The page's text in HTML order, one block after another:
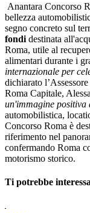
Anantara Concorso
bellezza
segno concreto sul
fondi destinata
Roma, utile al
alimentari durante i
internazionale per
dichiarato
Roma Capitale,
un'immagine positiva
automobilistica,
Concorso Roma è
riferimento nel
confermando Roma
motorismo storico.
Ti potrebbe